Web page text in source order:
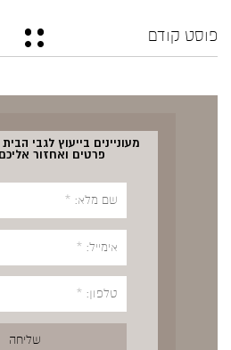
פוסט קודם
מעוניינים בייעוץ לגבי
פרטים ואחזור